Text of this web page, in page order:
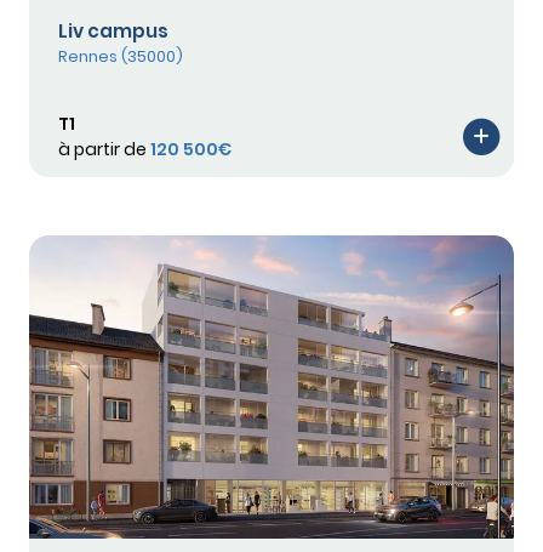
Liv campus
Rennes (35000)
T1
à partir de 120 500€